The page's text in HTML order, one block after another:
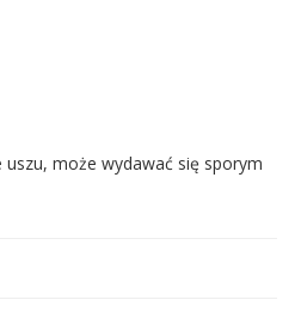
może wydawać się sporym